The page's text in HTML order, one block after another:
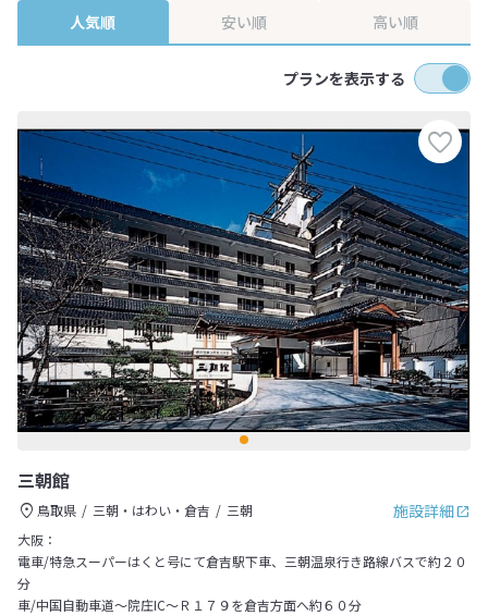
人気順 安い順 高い順
プランを表示する
三朝館
施設詳細
鳥取県 三朝・はわい・倉吉
三朝
大阪：
電車/特急スーパーはくと号にて倉吉駅下車、三朝温泉行き路線バスで約２０
分
車/中国自動車道～院庄IC～Ｒ１７９を倉吉方面へ約６０分